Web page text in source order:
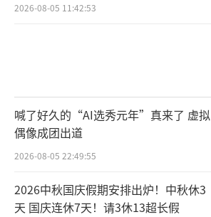
2026-08-05 11:42:53
喊了好久的“AI选秀元年”真来了 虚拟
偶像成团出道
2026-08-05 22:49:55
2026中秋国庆假期安排出炉！中秋休3
天 国庆连休7天！请3休13超长假